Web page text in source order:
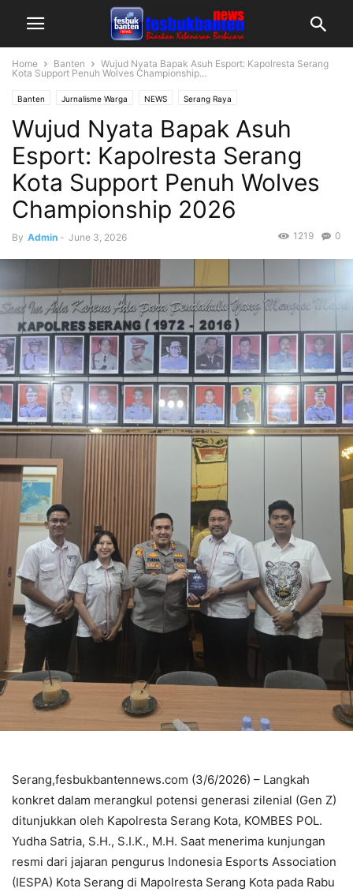
Home Banten
Wujud Nyata Bapak Asuh Esport: Kapolresta Serang
Kota Support Penuh Wolves Championship...
Banten Jurnalisme Warga NEWS Serang Raya
Wujud Nyata Bapak Asuh
Esport: Kapolresta Serang
Kota Support Penuh Wolves
Championship 2026
By Admin - June 3, 2026 0
1219
Serang,fesbukbantennews.com (3/6/2026) – Langkah
konkret dalam merangkul potensi generasi zilenial (Gen Z)
ditunjukkan oleh Kapolresta Serang Kota, KOMBES POL.
Yudha Satria, S.H., S.I.K., M.H. Saat menerima kunjungan
resmi dari jajaran pengurus Indonesia Esports Association
(IESPA) Kota Serang di Mapolresta Serang Kota pada Rabu